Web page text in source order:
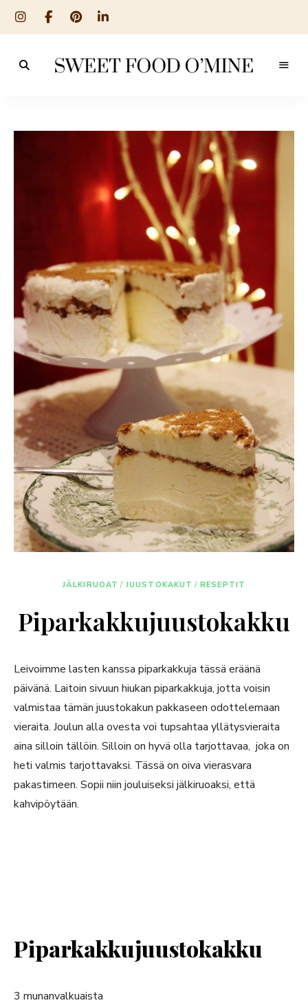
O
´Mine
JÄLKIRUOAT / JUUSTOKAKUT / RESEPTIT
Piparkakkujuustokakku
Leivoimme lasten kanssa piparkakkuja tässä eräänä
päivänä. Laitoin sivuun hiukan piparkakkuja, jotta voisin
valmistaa tämän juustokakun pakkaseen odottelemaan
vieraita. Joulun alla ovesta voi tupsahtaa yllätysvieraita
aina silloin tällöin. Silloin on hyvä olla tarjottavaa, joka on
heti valmis tarjottavaksi. Tässä on oiva vierasvara
pakastimeen. Sopii niin jouluiseksi jälkiruoaksi, että
kahvipöytään.
Piparkakkujuustokakku
3 munanvalkuaista